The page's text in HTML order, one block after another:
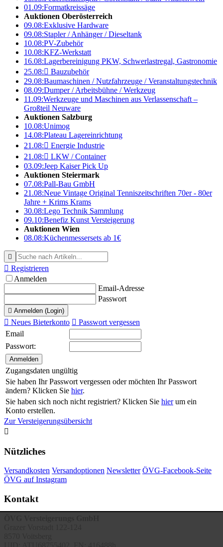
01.09:Formatkreissäge
Auktionen Oberösterreich
09.08:Exklusive Hardware
09.08:Stapler / Anhänger / Dieseltank
10.08:PV-Zubehör
10.08:KFZ-Werkstatt
16.08:Lagerbereinigung PKW, Schwerlastregal, Gastronomie
25.08: Bauzubehör
29.08:Baumaschinen / Nutzfahrzeuge / Veranstaltungstechnik
08.09:Dumper / Arbeitsbühne / Werkzeug
11.09:Werkzeuge und Maschinen aus Verlassenschaft –
Großteil Neuware
Auktionen Salzburg
10.08:Unimog
14.08:Plateau Lagereinrichtung
21.08: Energie Industrie
21.08: LKW / Container
03.09:Jeep Kaiser Pick Up
Auktionen Steiermark
07.08:Pall-Bau GmbH
21.08:Neue Vintage Original Tenniszeitschriften 70er - 80er
Jahre + Krims Krams
30.08:Lego Technik Sammlung
09.10:Benefiz Kunst Versteigerung
Auktionen Wien
08.08:Küchenmessersets ab 1€

 Registrieren
Anmelden
Email-Adresse
Passwort
 Anmelden (Login)
 Neues Bieterkonto  Passwort vergessen
Email
Passwort:
Zugangsdaten ungültig
Sie haben Ihr Passwort vergessen oder möchten Ihr Passwort
ändern? Klicken Sie hier.
Sie haben sich noch nicht registriert? Klicken Sie hierum ein
Konto erstellen.
Zur Versteigerungsübersicht

Nützliches
Versandkosten Versandoptionen Newsletter ÖVG-Facebook-Seite
ÖVG auf Instagram
Kontakt